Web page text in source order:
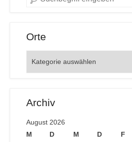
Orte
Archiv
August 2026
M
D M D F